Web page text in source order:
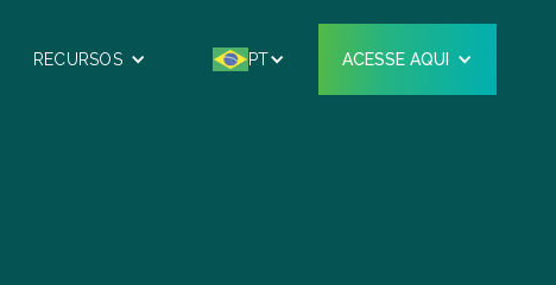
RECURSOS PT ACESSE AQUI